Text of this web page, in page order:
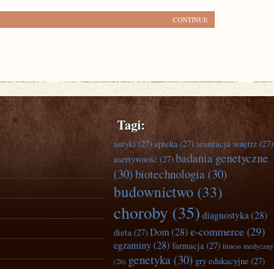
CONTINUE
Tagi:
antyki(27)apteka(27)aranżacja wnętrz(27)
asertywność (27)badania genetyczne
(30)biotechnologia(30)
budownictwo (33)
choroby (35) diagnostyka(28)
dieta(27)Dom(28) e-commerce(29)
egzaminy(28) farmacja(27) fitness medyczny
(26) genetyka(30) gry edukacyjne (27)